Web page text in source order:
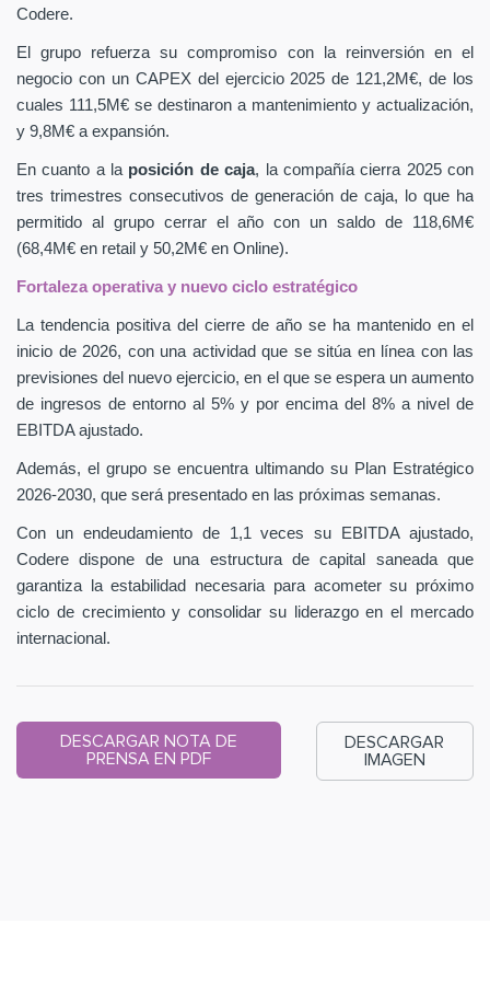
Codere.
El grupo refuerza su compromiso con la reinversión en el
negocio con un CAPEX del ejercicio 2025 de 121,2M€, de los
cuales 111,5M€ se destinaron a mantenimiento y actualización,
y 9,8M€ a expansión.
En cuanto a la posición de caja, la compañía cierra 2025 con
tres trimestres consecutivos de generación de caja, lo que ha
permitido al grupo cerrar el año con un saldo de 118,6M€
(68,4M€ en retail y 50,2M€ en Online).
Fortaleza operativa y nuevo ciclo estratégico
La tendencia positiva del cierre de año se ha mantenido en el
inicio de 2026, con una actividad que se sitúa en línea con las
previsiones del nuevo ejercicio, en el que se espera un aumento
de ingresos de entorno al 5% y por encima del 8% a nivel de
EBITDA ajustado.
Además, el grupo se encuentra ultimando su Plan Estratégico
2026-2030, que será presentado en las próximas semanas.
Con un endeudamiento de 1,1 veces su EBITDA ajustado,
Codere dispone de una estructura de capital saneada que
garantiza la estabilidad necesaria para acometer su próximo
ciclo de crecimiento y consolidar su liderazgo en el mercado
internacional.
DESCARGAR NOTA DE
PRENSA EN PDF
DESCARGAR
IMAGEN